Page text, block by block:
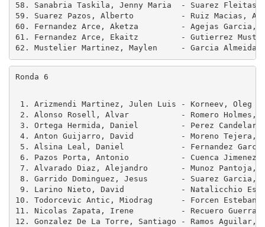
58. Sanabria Taskila, Jenny Maria  - Suarez
59. Suarez Pazos, Alberto          - Ruiz Macias,
60. Fernandez Arce, Aketza         - Agejas
61. Fernandez Arce, Ekaitz         - Gutierrez
Ronda 6
1. Arizmendi Martinez, Julen Luis - Korneev,
2. Alonso Rosell, Alvar           - Romero
3. Ortega Hermida, Daniel         - Perez
4. Anton Guijarro, David          - Moreno
5. Alsina Leal, Daniel            - Fernandez
6. Pazos Porta, Antonio           - Cuenca Jimenez,
7. Alvarado Diaz, Alejandro       - Munoz
8. Garrido Dominguez, Jesus       - Suarez
9. Larino Nieto, David            - Natalicchio
10. Todorcevic Antic, Miodrag      - Forcen
11. Nicolas Zapata, Irene          - Recuero
12. Gonzalez De La Torre, Santiago - Ramos